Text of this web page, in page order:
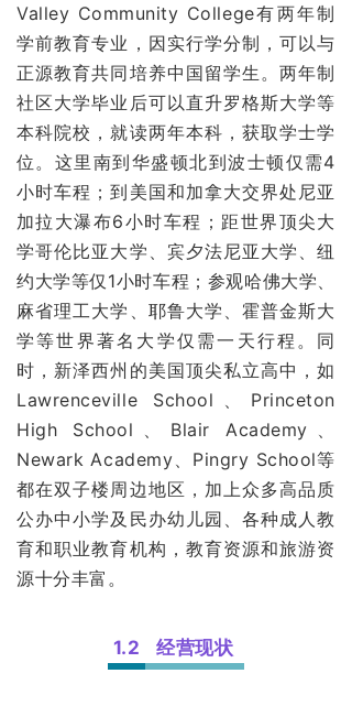
Valley Community College有两年制
学前教育专业，因实行学分制，可以与
正源教育共同培养中国留学生。两年制
社区大学毕业后可以直升罗格斯大学等
本科院校，就读两年本科，获取学士学
位。这里南到华盛顿北到波士顿仅需4
小时车程；到美国和加拿大交界处尼亚
加拉大瀑布6小时车程；距世界顶尖大
学哥伦比亚大学、宾夕法尼亚大学、纽
约大学等仅1小时车程；参观哈佛大学、
麻省理工大学、耶鲁大学、霍普金斯大
学等世界著名大学仅需一天行程。同
时，新泽西州的美国顶尖私立高中，如
Lawrenceville School、Princeton
High School、Blair Academy、
Newark Academy、Pingry School等
都在双子楼周边地区，加上众多高品质
公办中小学及民办幼儿园、各种成人教
育和职业教育机构，教育资源和旅游资
源十分丰富。
1.2 经营现状